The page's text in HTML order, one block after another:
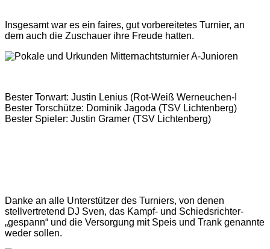
Insgesamt war es ein faires, gut vorbereitetes Turnier, an
dem auch die Zuschauer ihre Freude hatten.
Bester Torwart: Justin Lenius (Rot-Weiß Werneuchen-I
Bester Torschütze: Dominik Jagoda (TSV Lichtenberg)
Bester Spieler: Justin Gramer (TSV Lichtenberg)
Danke an alle Unterstützer des Turniers, von denen
stellvertretend DJ Sven, das Kampf- und Schiedsrichter-
„gespann“ und die Versorgung mit Speis und Trank genannte
weder sollen.